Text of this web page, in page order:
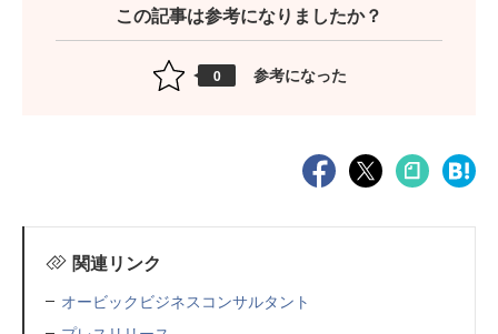
この記事は参考になりましたか？
0 参考になった
関連リンク
オービックビジネスコンサルタント